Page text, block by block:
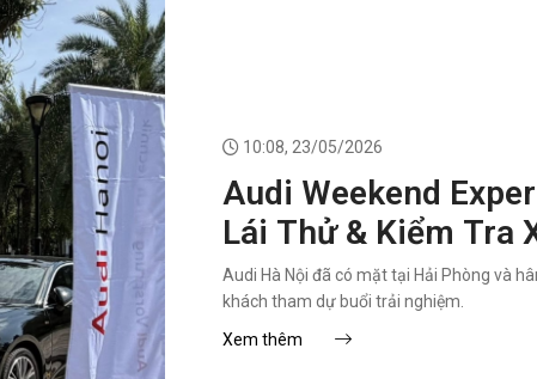
10:08, 23/05/2026
Audi Weekend
Lái Thử & Kiểm Tra
Miễn Phí Tại Hải
Audi Hà Nội đã có mặt tại Hải Phòng và
khách tham dự buổi trải nghiệm.
Xem thêm